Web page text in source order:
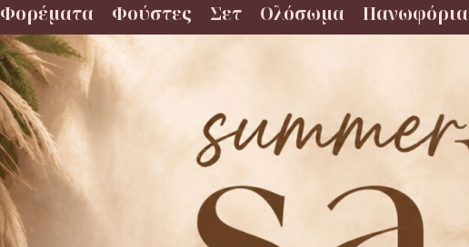
Φορέματα Φούστες Σετ Ολόσωμα Πανωφόρια